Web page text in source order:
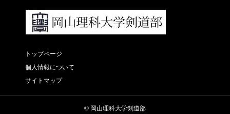
トップページ
個人情報について
サイトマップ
© 岡山理科大学剣道部